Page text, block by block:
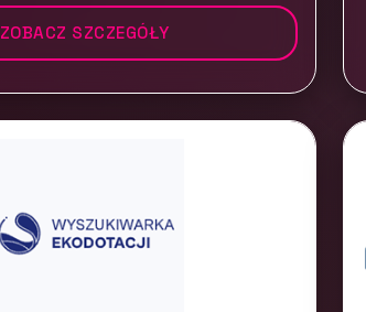
ZOBACZ SZCZEGÓŁY